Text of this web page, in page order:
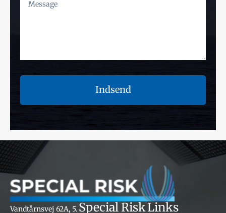
Indsend
Vandtårnsvej 62A, 5. Special RiskLinks